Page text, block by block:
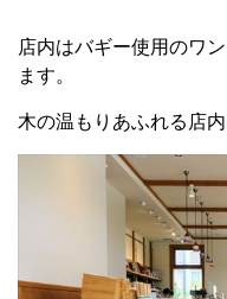
店内はバギー使用のワ
ます。
木の温もりあふれる店